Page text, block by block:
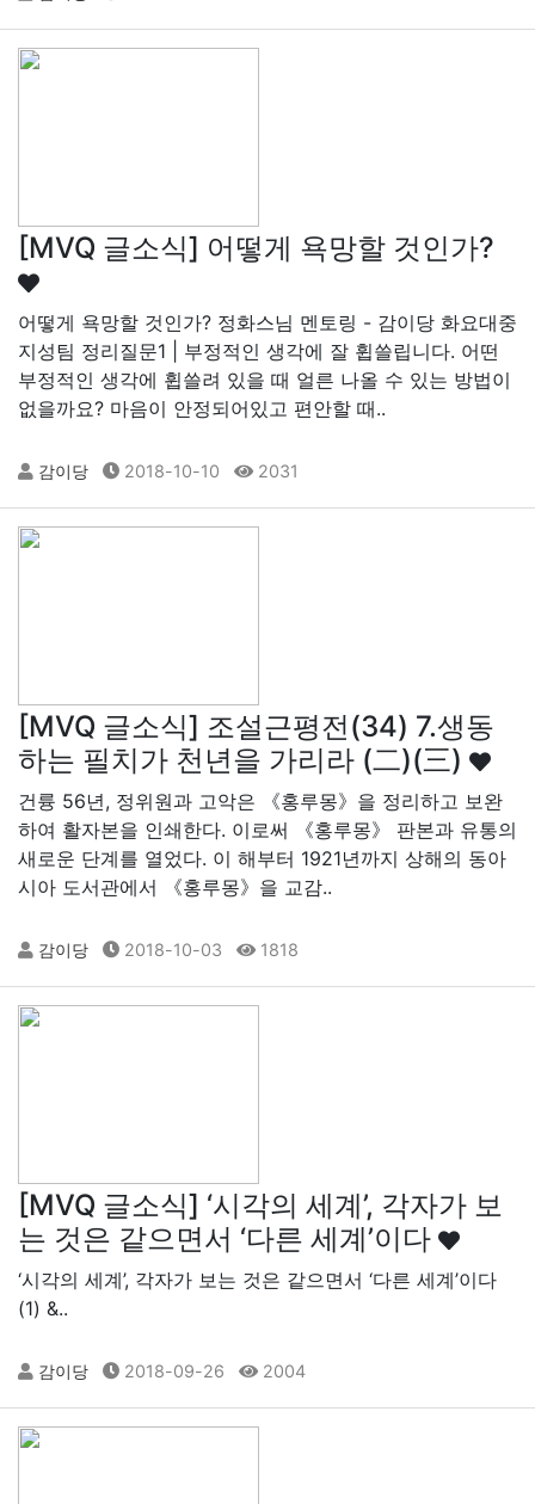
[MVQ 글소식] 어떻게 욕망할 것인가?
어떻게 욕망할 것인가? 정화스님 멘토링 - 감이당 화요대중
지성팀 정리​ 질문1 | 부정적인 생각에 잘 휩쓸립니다. 어떤
부정적인 생각에 휩쓸려 있을 때 얼른 나올 수 있는 방법이
없을까요? 마음이 안정되어있고 편안할 때..
감이당 2018-10-10 2031
[MVQ 글소식] 조설근평전(34) 7.생동
하는 필치가 천년을 가리라 (二)(三)
건륭 56년, 정위원과 고악은 《홍루몽》을 정리하고 보완
하여 활자본을 인쇄한다. 이로써 《홍루몽》 판본과 유통의
새로운 단계를 열었다. 이 해부터 1921년까지 상해의 동아
시아 도서관에서 《홍루몽》을 교감..
감이당 2018-10-03 1818
[MVQ 글소식] ​‘시각의 세계’, 각자가 보
는 것은 같으면서 ‘다른 세계’​이다
​‘시각의 세계’, 각자가 보는 것은 같으면서 ‘다른 세계’​이다
(1) &..
감이당 2018-09-26 2004